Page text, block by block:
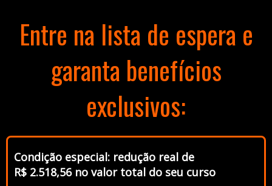
Entre na lista de espera e
garanta benefícios
exclusivos:
Condição especial: redução real de
R$ 2.518,56 no valor total do seu curso